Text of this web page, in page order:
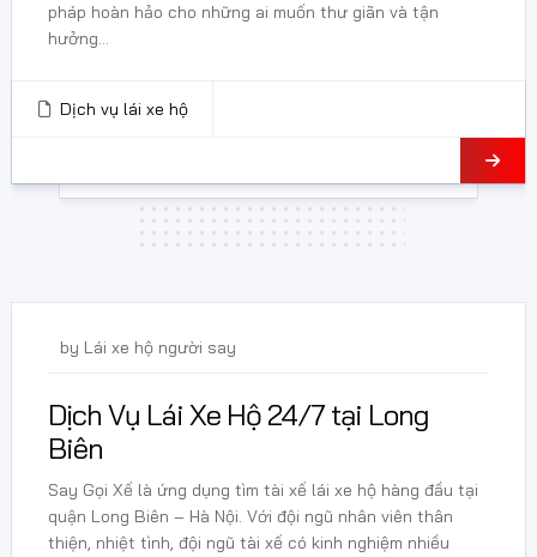
pháp hoàn hảo cho những ai muốn thư giãn và tận
hưởng...
Dịch vụ lái xe hộ
by Lái xe hộ người say
Dịch Vụ Lái Xe Hộ 24/7 tại Long
Biên
Say Gọi Xế là ứng dụng tìm tài xế lái xe hộ hàng đầu tại
quận Long Biên – Hà Nội. Với đội ngũ nhân viên thân
thiện, nhiệt tình, đội ngũ tài xế có kinh nghiệm nhiều